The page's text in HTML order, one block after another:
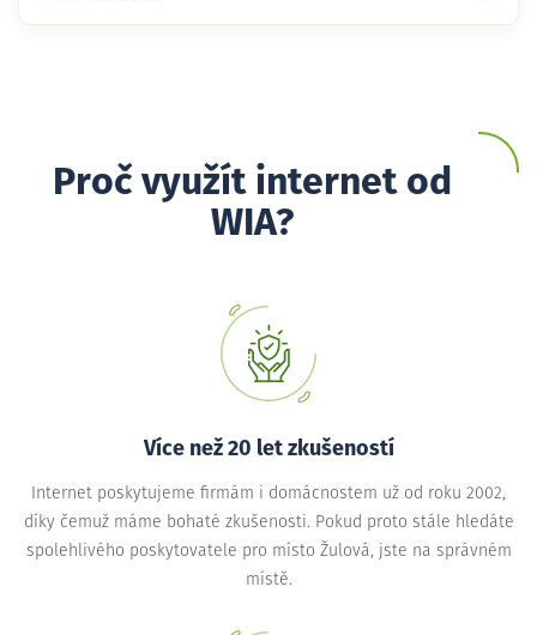
Proč využít internet od
WIA?
Více než 20 let zkušeností
Internet poskytujeme firmám i domácnostem už od roku 2002,
díky čemuž máme bohaté zkušenosti. Pokud proto stále hledáte
spolehlivého poskytovatele pro místo Žulová, jste na správném
místě.